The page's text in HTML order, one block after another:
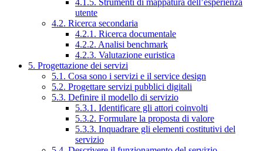
4.1.5. Strumenti di mappatura dell’esperienza
utente
4.2. Ricerca secondaria
4.2.1. Ricerca documentale
4.2.2. Analisi benchmark
4.2.3. Valutazione euristica
5. Progettazione dei servizi
5.1. Cosa sono i servizi e il service design
5.2. Progettare servizi pubblici digitali
5.3. Definire il modello di servizio
5.3.1. Identificare gli attori coinvolti
5.3.2. Formulare la proposta di valore
5.3.3. Inquadrare gli elementi costitutivi del
servizio